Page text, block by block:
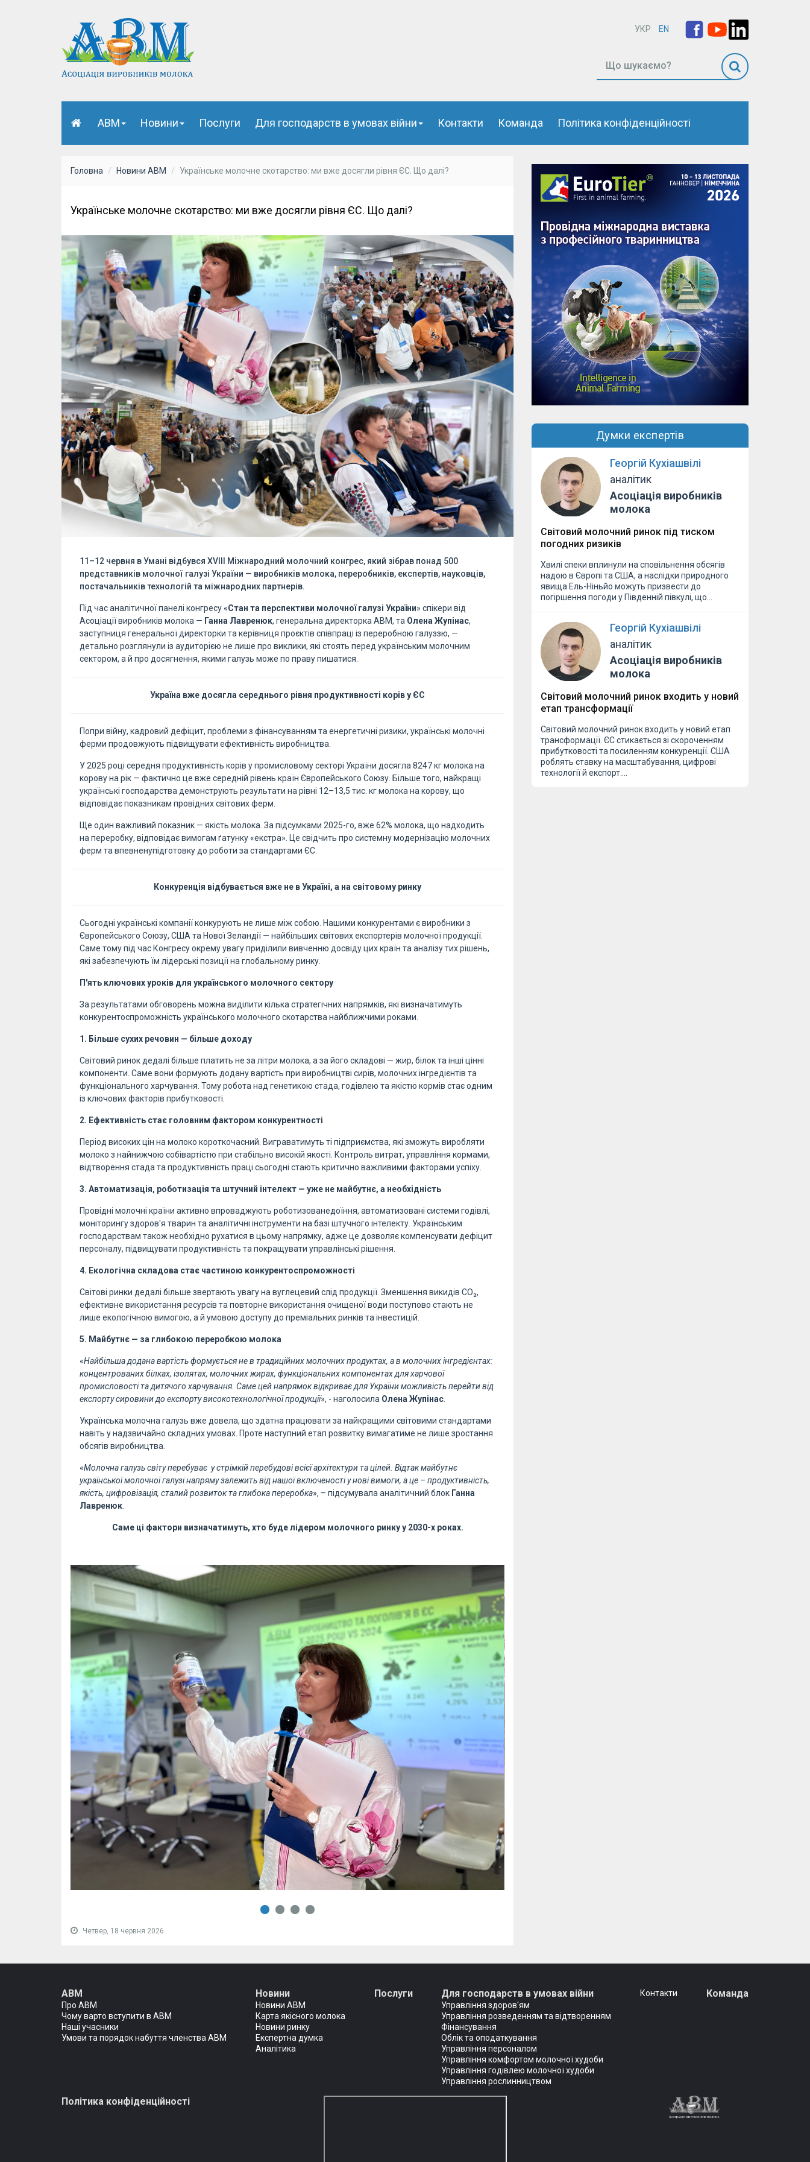
УКР EN
АВМ Новини Послуги Для господарств в умовах війни Контакти Команда Політика конфіденційності
Думки експертів
Георгій Кухіашвілі
аналітик
Асоціація виробників
молока
Світовий молочний ринок під тиском
погодних ризиків
Хвилі спеки вплинули на сповільнення обсягів
надою в Європі та США, а наслідки природного
явища Ель-Ніньйо можуть призвести до
погіршення погоди у Південній півкулі, що…
Георгій Кухіашвілі
аналітик
Асоціація виробників
молока
Світовий молочний ринок входить у новий
етап трансформації
Світовий молочний ринок входить у новий етап
трансформації. ЄС стикається зі скороченням
прибутковості та посиленням конкуренції. США
роблять ставку на масштабування, цифрові
технології й експорт.…
Головна Новини АВМ Українське молочне скотарство: ми вже досягли рівня ЄС. Що далі?
Українське молочне скотарство: ми вже досягли рівня ЄС. Що далі?
11–12 червня в Умані відбувся XVIII Міжнародний молочний конгрес, який зібрав понад 500
представників молочної галузі України — виробників молока, переробників, експертів, науковців,
постачальників технологій та міжнародних партнерів.
Під час аналітичної панелі конгресу «Стан та перспективи молочної галузі України» спікери від
Асоціації виробників молока — Ганна Лавренюк, генеральна директорка АВМ, та Олена Жупінас,
заступниця генеральної директорки та керівниця проєктів співпраці із переробною галуззю, —
детально розглянули із аудиторією не лише про виклики, які стоять перед українським молочним
сектором, а й про досягнення, якими галузь може по праву пишатися.
Україна вже досягла середнього рівня продуктивності корів у ЄС
Попри війну, кадровий дефіцит, проблеми з фінансуванням та енергетичні ризики, українські молочні
ферми продовжують підвищувати ефективність виробництва.
У 2025 році середня продуктивність корів у промисловому секторі України досягла 8247 кг молока на
корову на рік — фактично це вже середній рівень країн Європейського Союзу. Більше того, найкращі
українські господарства демонструють результати на рівні 12–13,5 тис. кг молока на корову, що
відповідає показникам провідних світових ферм.
Ще один важливий показник — якість молока. За підсумками 2025-го, вже 62% молока, що надходить
на переробку, відповідає вимогам ґатунку «екстра». Це свідчить про системну модернізацію молочних
ферм та впевненупідготовку до роботи за стандартами ЄС.
Конкуренція відбувається вже не в Україні, а на світовому ринку
Сьогодні українські компанії конкурують не лише між собою. Нашими конкурентами є виробники з
Європейського Союзу, США та Нової Зеландії — найбільших світових експортерів молочної продукції.
Саме тому під час Конгресу окрему увагу приділили вивченню досвіду цих країн та аналізу тих рішень,
які забезпечують їм лідерські позиції на глобальному ринку.
П'ять ключових уроків для українського молочного сектору
За результатами обговорень можна виділити кілька стратегічних напрямків, які визначатимуть
конкурентоспроможність українського молочного скотарства найближчими роками.
1. Більше сухих речовин — більше доходу
Світовий ринок дедалі більше платить не за літри молока, а за його складові — жир, білок та інші цінні
компоненти. Саме вони формують додану вартість при виробництві сирів, молочних інгредієнтів та
функціонального харчування. Тому робота над генетикою стада, годівлею та якістю кормів стає одним
із ключових факторів прибутковості.
2. Ефективність стає головним фактором конкурентності
Період високих цін на молоко короткочасний. Виграватимуть ті підприємства, які зможуть виробляти
молоко з найнижчою собівартістю при стабільно високій якості. Контроль витрат, управління кормами,
відтворення стада та продуктивність праці сьогодні стають критично важливими факторами успіху.
3. Автоматизація, роботизація та штучний інтелект — уже не майбутнє, а необхідність
Провідні молочні країни активно впроваджують роботизованедоїння, автоматизовані системи годівлі,
моніторингу здоров'я тварин та аналітичні інструменти на базі штучного інтелекту. Українським
господарствам також необхідно рухатися в цьому напрямку, адже це дозволяє компенсувати дефіцит
персоналу, підвищувати продуктивність та покращувати управлінські рішення.
4. Екологічна складова стає частиною конкурентоспроможності
Світові ринки дедалі більше звертають увагу на вуглецевий слід продукції. Зменшення викидів СО₂,
ефективне використання ресурсів та повторне використання очищеної води поступово стають не
лише екологічною вимогою, а й умовою доступу до преміальних ринків та інвестицій.
5. Майбутнє — за глибокою переробкою молока
«Найбільша додана вартість формується не в традиційних молочних продуктах, а в молочних інгредієнтах:
концентрованих білках, ізолятах, молочних жирах, функціональних компонентах для харчової
промисловості та дитячого харчування. Саме цей напрямок відкриває для України можливість перейти від
експорту сировини до експорту високотехнологічної продукції», - наголосила Олена Жупінас
Українська молочна галузь вже довела, що здатна працювати за найкращими світовими стандартами
навіть у надзвичайно складних умовах. Проте наступний етап розвитку вимагатиме не лише зростання
обсягів виробництва.
«Молочна галузь світу перебуває у стрімкій перебудові всієї архітектури та цілей. Відтак майбутнє
української молочної галузі напряму залежить від нашої включеності у нові вимоги, а це – продуктивність,
якість, цифровізація, сталий розвиток та глибока переробка», – підсумувала аналітичний блок Ганна
Лавренюк
Саме ці фактори визначатимуть, хто буде лідером молочного ринку у 2030-х роках.
Четвер, 18 червня 2026
АВМ
Про АВМ
Чому варто вступити в АВМ
Наші учасники
Умови та порядок набуття членства АВМ
Новини
Новини АВМ
Карта якісного молока
Новини ринку
Експертна думка
Аналітика
Послуги Для господарств в умовах війни
Управління здоров'ям
Управління розведенням та відтворенням
Фінансування
Облік та оподаткування
Управління персоналом
Управління комфортом молочної худоби
Управління годівлею молочної худоби
Управління рослинництвом
Контакти Команда
Політика конфіденційності